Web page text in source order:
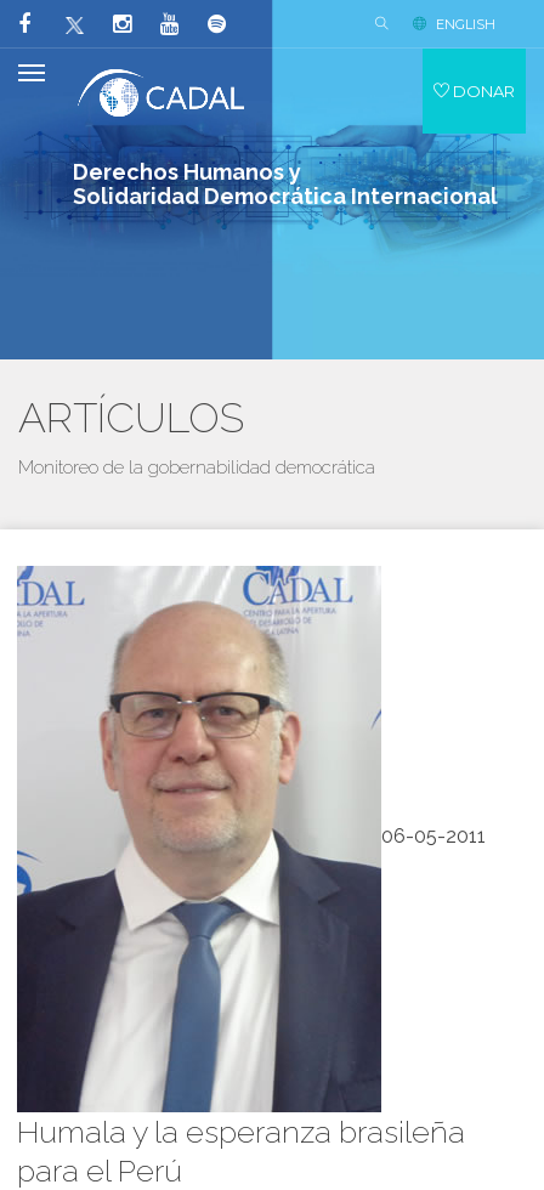
Derechos Humanos y
Solidaridad Democrática Internacional
ENGLISH
DONAR
ARTÍCULOS
Monitoreo de la gobernabilidad democrática
06-05-2011
Humala y la esperanza brasileña
para el Perú